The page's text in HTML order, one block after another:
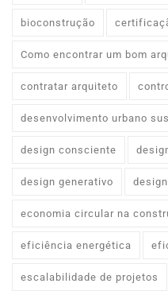
bioconstrução
Como encontrar um bom
contratar arquiteto
desenvolvimento urbano
design consciente
design generativo
economia circular na
eficiência energética
escalabilidade de projetos